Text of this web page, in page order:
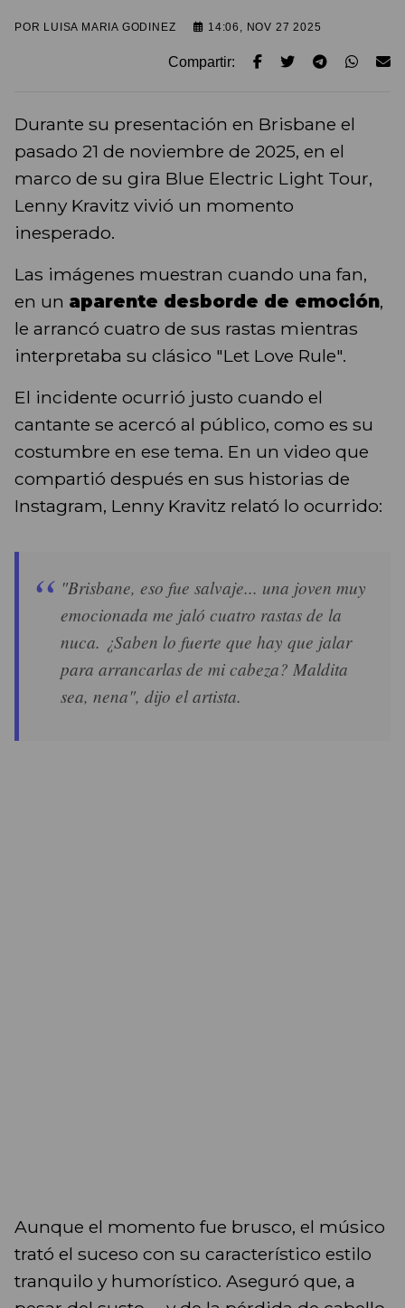
POR LUISA MARIA GODINEZ 14:06, NOV 27 2025
Compartir:
Durante su presentación en Brisbane el
pasado 21 de noviembre de 2025, en el
marco de su gira Blue Electric Light Tour,
Lenny Kravitz vivió un momento
inesperado.
Las imágenes muestran cuando una fan,
en un aparente desborde de emoción,
le arrancó cuatro de sus rastas mientras
interpretaba su clásico "Let Love Rule".
El incidente ocurrió justo cuando el
cantante se acercó al público, como es su
costumbre en ese tema. En un video que
compartió después en sus historias de
Instagram, Lenny Kravitz relató lo ocurrido:
"Brisbane, eso fue salvaje... una joven muy
emocionada me jaló cuatro rastas de la
nuca. ¿Saben lo fuerte que hay que jalar
para arrancarlas de mi cabeza? Maldita
sea, nena", dijo el artista.
Aunque el momento fue brusco, el músico
trató el suceso con su característico estilo
tranquilo y humorístico. Aseguró que, a